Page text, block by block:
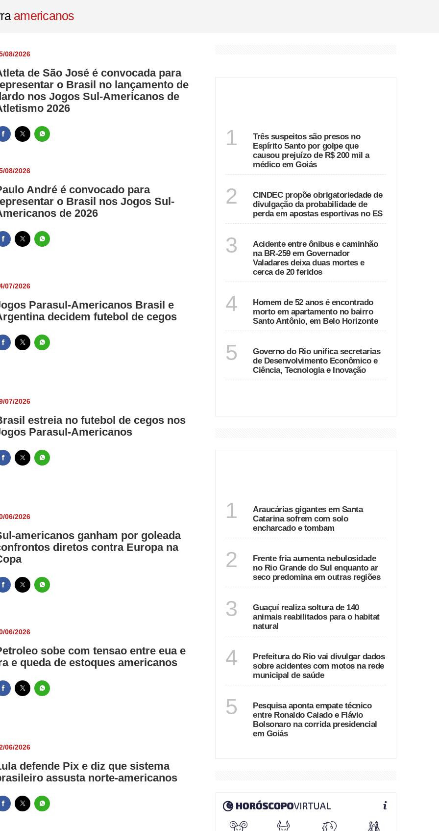
gratuitas para cursos e workshops de qualificação profissional
de divulgação da probabilidade de perda em apostas esportivas no ES
caminhão na BR-259 em Governador Valadares deixa duas mortes e cerca de 20 feridos
americanos
08/2026
de São José é convocada para
o Brasil no lançamento de
nos Jogos Sul-Americanos de
2026
08/2026
André é convocado para
o Brasil nos Jogos Sul-
de 2026
07/2026
Parasul-Americanos Brasil e
decidem futebol de cegos
07/2026
estreia no futebol de cegos nos
Parasul-Americanos
06/2026
americanos ganham por goleada
diretos contra Europa na
06/2026
sobe com tensao entre eua e
e queda de estoques americanos
06/2026
defende Pix e diz que sistema
assusta norte-americanos
1
Três suspeitos são presos no
Espírito Santo por golpe que
causou prejuízo de R$ 200 mil a
médico em Goiás
2
CINDEC propõe obrigatoriedade de
divulgação da probabilidade de
perda em apostas esportivas no ES
3
Acidente entre ônibus e caminhão
na BR-259 em Governador
Valadares deixa duas mortes e
cerca de 20 feridos
4
Homem de 52 anos é encontrado
morto em apartamento no bairro
Santo Antônio, em Belo Horizonte
5
Governo do Rio unifica secretarias
de Desenvolvimento Econômico e
Ciência, Tecnologia e Inovação
1
Araucárias gigantes em Santa
Catarina sofrem com solo
encharcado e tombam
2
Frente fria aumenta nebulosidade
no Rio Grande do Sul enquanto ar
seco predomina em outras regiões
3
Guaçuí realiza soltura de 140
animais reabilitados para o habitat
natural
4
Prefeitura do Rio vai divulgar dados
sobre acidentes com motos na rede
municipal de saúde
5
Pesquisa aponta empate técnico
entre Ronaldo Caiado e Flávio
Bolsonaro na corrida presidencial
em Goiás